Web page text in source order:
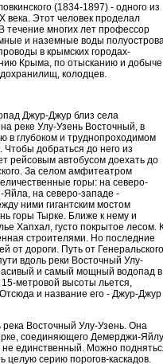
(1834-1897) - одного из
века. Этот человек проделал
течение многих лет профессор
и наземные воды
в крымских городах-
Крыма, по отысканию и добыче
колодцев.
Джур-Джур близ села
на реке Улу-Узень Восточный, в
в глубоком и труднопроходимом
добраться до него из
рейсовым автобусом доехать до
За селом амфитеатром
горы: на северо-
Яйла, на северо-западе -
ними гигантским мостом
горы Тырке. Ближе к нему и
Хапхал, густо покрытое лесом.
строителями. Но последние
от дороги. Путь от Генеральского
вдоль реки Восточный Улу-
и самый мощный водопад в
метровой высоты льется,
и название его - Джур-Джур
Восточный Улу-Узень. Она
соединяющего Демерджи-Яйлу
единственный. Можно
целую серию порогов-каскадов.